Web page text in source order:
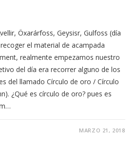
Öxarárfoss, Geysisr, Gulfoss (día
el material de acampada
realmente empezamos nuestro
del día era recorrer alguno de los
del llamado Círculo de oro / Círculo
¿Qué es círculo de oro? pues es
MARZO 21, 2018